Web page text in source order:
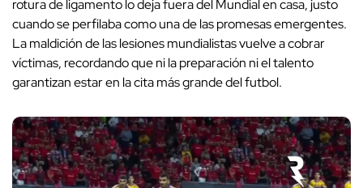
rotura de ligamento lo deja fuera del Mundial en casa, justo
cuando se perfilaba como una de las promesas emergentes.
La maldición de las lesiones mundialistas vuelve a cobrar
víctimas, recordando que ni la preparación ni el talento
garantizan estar en la cita más grande del futbol.